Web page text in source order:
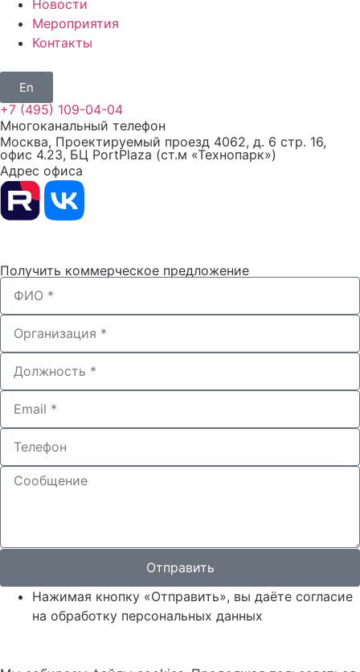
Новости
Мероприятия
Контакты
En
+7 (495) 109-04-04
Многоканальный телефон
Москва, Проектируемый проезд 4062, д. 6 стр. 16,
офис 4.23, БЦ PortPlaza (ст.м «Технопарк»)
Адрес офиса
Получить коммерческое предложение
Отправить
Нажимая кнопку «Отправить», вы даёте согласие
на обработку персональных данных